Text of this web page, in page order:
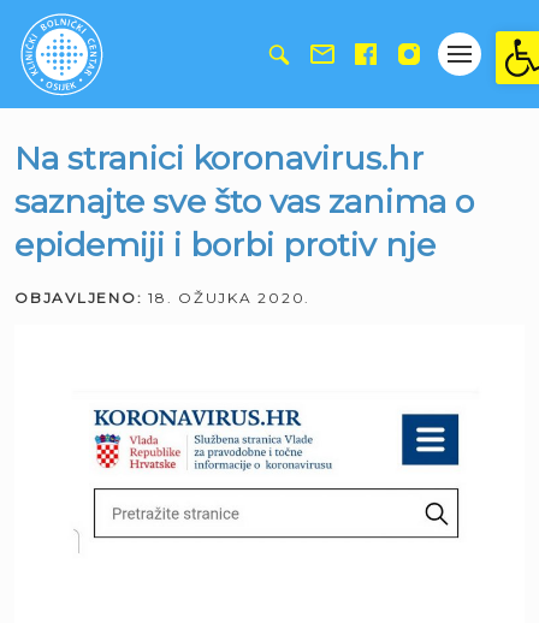
Na stranici koronavirus.hr
saznajte sve što vas zanima o
epidemiji i borbi protiv nje
OBJAVLJENO: 18. OŽUJKA 2020.